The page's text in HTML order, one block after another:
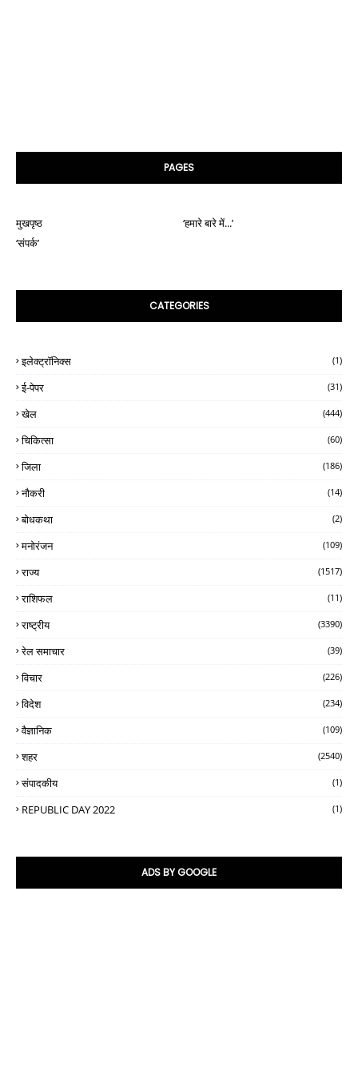
PAGES
मुखपृष्ठ
‘हमारे बारे में...’
‘संपर्क’
CATEGORIES
इलेक्ट्रॉनिक्स (1)
ई-पेपर (31)
खेल (444)
चिकित्सा (60)
जिला (186)
नौकरी (14)
बोधकथा (2)
मनोरंजन (109)
राज्य (1517)
राशिफल (11)
राष्ट्रीय (3390)
रेल समाचार (39)
विचार (226)
विदेश (234)
वैज्ञानिक (109)
शहर (2540)
संपादकीय (1)
REPUBLIC DAY 2022 (1)
ADS BY GOOGLE